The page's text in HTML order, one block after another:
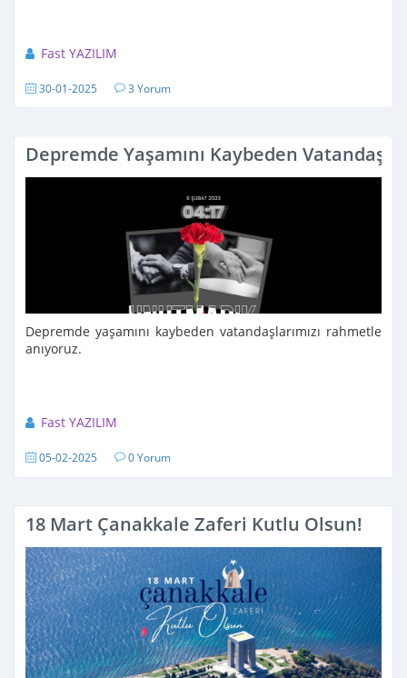
Fast YAZILIM
30-01-2025 3 Yorum
Depremde Yaşamını Kaybeden
Depremde yaşamını kaybeden vatandaşlarımızı rahmetle
anıyoruz.
Fast YAZILIM
05-02-2025 0 Yorum
18 Mart Çanakkale Zaferi Kutlu Olsun!